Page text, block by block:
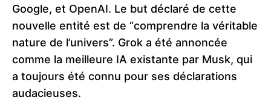
Google, et OpenAI. Le but déclaré de cette
nouvelle entité est de “comprendre la véritable
nature de l’univers”. Grok a été annoncée
comme la meilleure IA existante par Musk, qui
a toujours été connu pour ses déclarations
audacieuses​​​​.